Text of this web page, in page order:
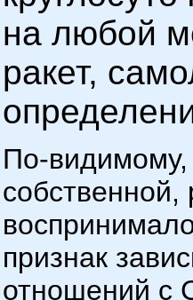
на любой
ракет,
По-видимому,
собственной,
признак
отношений с